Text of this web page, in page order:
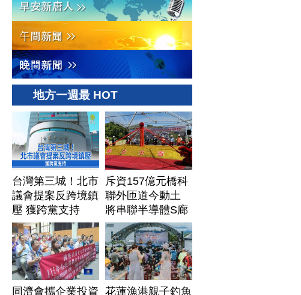
地方一週最 HOT
台灣第三城！北市
議會提案反跨境鎮
壓 獲跨黨支持
斥資157億元橋科
聯外匝道今動土
將串聯半導體S廊
帶
同濟會攜企業投資 花蓮漁港親子釣魚